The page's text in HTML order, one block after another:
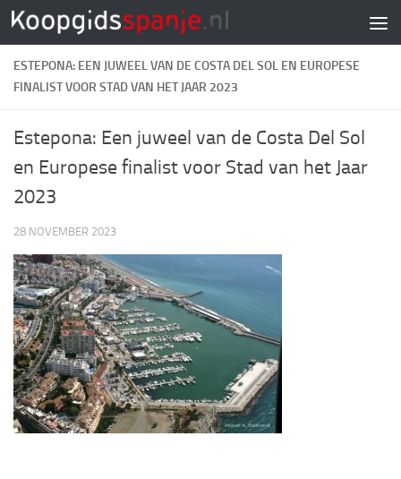
Doorgaan naar inhoud
ESTEPONA: EEN JUWEEL VAN DE COSTA DEL SOL EN EUROPESE
FINALIST VOOR STAD VAN HET JAAR 2023
Estepona: Een juweel van de Costa Del Sol
en Europese finalist voor Stad van het Jaar
2023
28 NOVEMBER 2023